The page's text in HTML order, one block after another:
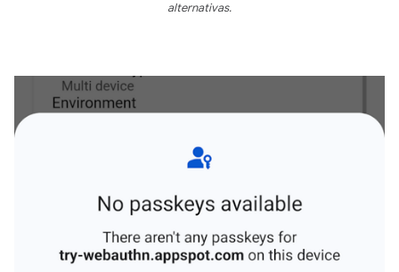
alternativas.